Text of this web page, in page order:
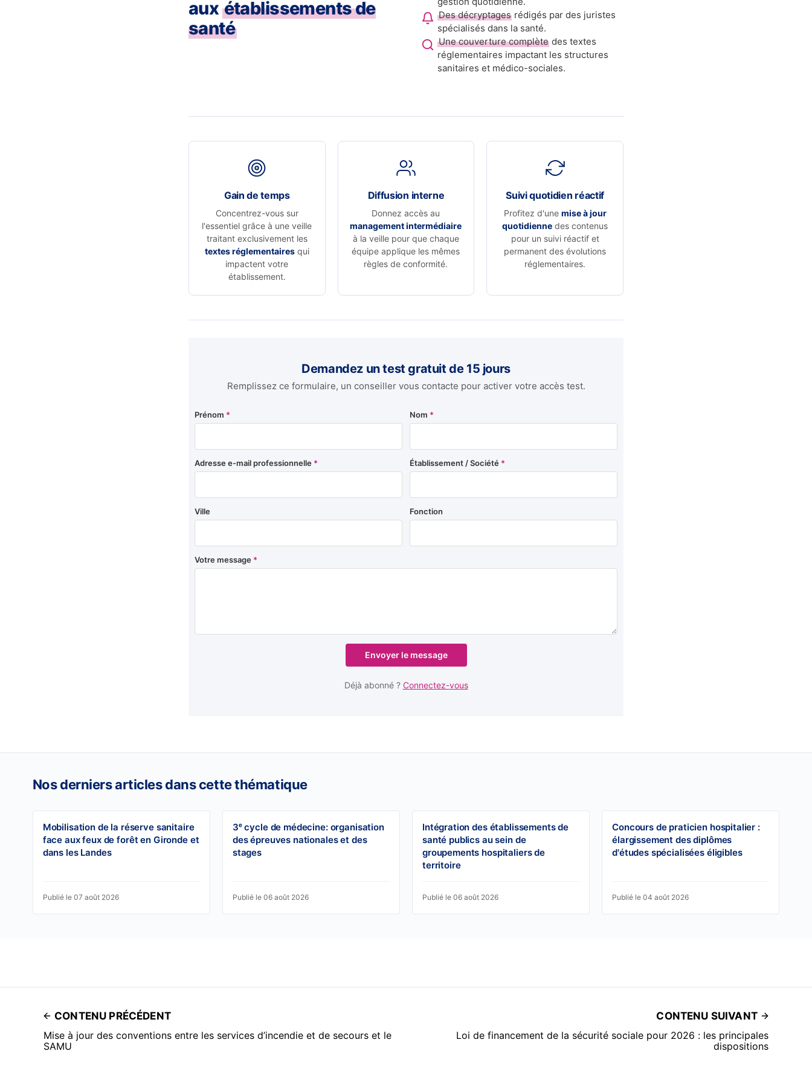
aux établissements de
santé
Des décryptages rédigés par des juristes
spécialisés dans la santé.
Une couverture complète des textes
réglementaires impactant les structures
sanitaires et médico-sociales.
Gain de temps
Concentrez-vous sur
l'essentiel grâce à une veille
traitant exclusivement les
textes réglementairesqui
impactent votre
établissement.
Diffusion interne
Donnez accès au
management intermédiaire
à la veille pour que chaque
équipe applique les mêmes
règles de conformité.
Suivi quotidien réactif
Profitez d'une mise à jour
quotidienne des contenus
pour un suivi réactif et
permanent des évolutions
réglementaires.
Demandez un test gratuit de 15 jours
Remplissez ce formulaire, un conseiller vous contacte pour activer votre accès test.
Prénom * Nom *
Adresse e-mail professionnelle * Établissement / Société *
Ville Fonction
Votre message *
Envoyer le message
Déjà abonné ? Connectez-vous
Nos derniers articles dans cette thématique
Mobilisation de la réserve sanitaire
face aux feux de forêt en Gironde et
dans les Landes
Publié le 07 août 2026
3ᵉ cycle de médecine: organisation
des épreuves nationales et des
stages
Publié le 06 août 2026
Intégration des établissements de
santé publics au sein de
groupements hospitaliers de
territoire
Publié le 06 août 2026
Concours de praticien hospitalier :
élargissement des diplômes
d'études spécialisées éligibles
Publié le 04 août 2026
CONTENU PRÉCÉDENT
Mise à jour des conventions entre les services d’incendie et de secours et le
SAMU
CONTENU SUIVANT
Loi de financement de la sécurité sociale pour 2026 : les principales
dispositions